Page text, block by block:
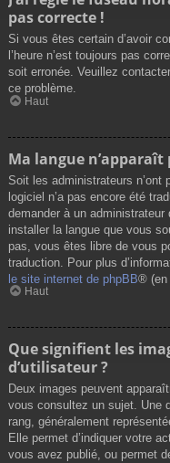
pas correcte !
Si vous êtes certain d’avoir
l’heure n’est toujours pas
soit erronée. Veuillez
ce problème.
Haut
Ma langue n’apparaît
Soit les administrateurs
logiciel n’a pas encore été
demander à un administrateur
installer la langue que vous
pas, vous êtes libre de vous
traduction. Pour plus
le site internet de phpBB® (en
Haut
Que signifient les
d’utilisateur ?
Deux images peuvent
vous consultez un sujet. Une
rang, généralement
Elle permet d’indiquer votre
vous avez publié, ou permet